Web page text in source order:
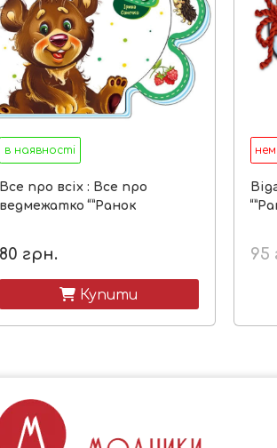
в наявності
Все про всіх : Все про
ведмежатко “”Ранок
80 грн.
 Купити
95